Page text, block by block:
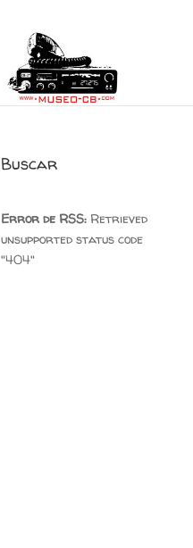
Buscar
Error de RSS: Retrieved
unsupported status code
"404"